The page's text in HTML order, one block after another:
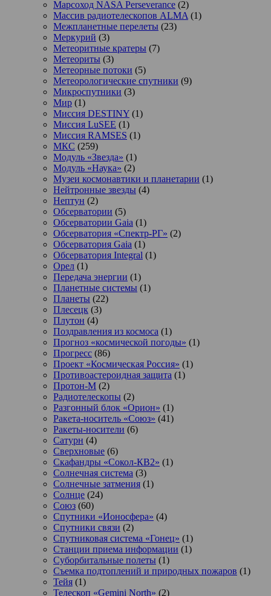
Марсоход NASA Perseverance (2)
Массив радиотелескопов ALMA (1)
Межпланетные перелеты (23)
Меркурий (3)
Метеоритные кратеры (7)
Метеориты (3)
Метеорные потоки (5)
Метеорологические спутники (9)
Микроспутники (3)
Мир (1)
Миссия DESTINY (1)
Миссия LuSEE (1)
Миссия RAMSES (1)
МКС (259)
Модуль «Звезда» (1)
Модуль «Наука» (2)
Музеи космонавтики и планетарии (1)
Нейтронные звезды (4)
Нептун (2)
Обсерватории (5)
Обсерватории Gaia (1)
Обсерватория «Спектр-РГ» (2)
Обсерватория Gaia (1)
Обсерватория Integral (1)
Орел (1)
Передача энергии (1)
Планетные системы (1)
Планеты (22)
Плесецк (3)
Плутон (4)
Поздравления из космоса (1)
Прогноз «космической погоды» (1)
Прогресс (86)
Проект «Космическая Россия» (1)
Противоастероидная защита (1)
Протон-М (2)
Радиотелескопы (2)
Разгонный блок «Орион» (1)
Ракета-носитель «Союз» (41)
Ракеты-носители (6)
Сатурн (4)
Сверхновые (6)
Скафандры «Сокол-КВ2» (1)
Солнечная система (3)
Солнечные затмения (1)
Солнце (24)
Союз (60)
Спутники «Ионосфера» (4)
Спутники связи (2)
Спутниковая система «Гонец» (1)
Станции приема информации (1)
Суборбитальные полеты (1)
Съемка подтоплений и природных пожаров (1)
Тейя (1)
Телескоп «Gemini North» (2)